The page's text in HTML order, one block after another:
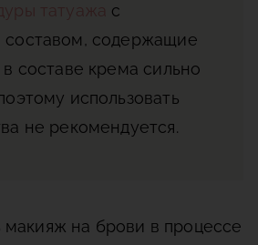
с
составом, содержащие
составе крема сильно
использовать
не рекомендуется.
макияж на брови в процессе